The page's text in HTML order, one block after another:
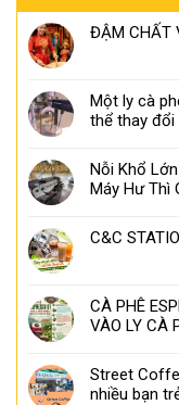
ĐẬM CHẤT
Một ly cà
thể thay đổi
Nỗi Khổ
Máy Hư Thì
C&C
CÀ PHÊ
VÀO LY CÀ
Street
nhiều bạn